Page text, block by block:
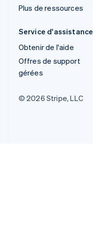
Plus de ressources
Service d'assistance
Obtenir de l'aide
Offres de support
gérées
© 2026 Stripe, LLC